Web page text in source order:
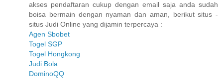
akses pendaftaran cukup dengan email saja anda sudah
boisa bermain dengan nyaman dan aman, berikut situs -
situs Judi Online yang dijamin terpercaya :
Agen Sbobet
Togel SGP
Togel Hongkong
Judi Bola
DominoQQ